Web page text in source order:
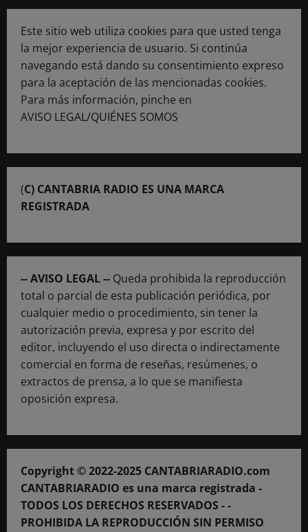
Este sitio web utiliza cookies para que usted tenga
la mejor experiencia de usuario. Si continúa
navegando está dando su consentimiento expreso
para la aceptación de las mencionadas cookies.
Para más información, pinche en
AVISO LEGAL/QUIÉNES SOMOS
(C) CANTABRIA RADIO ES UNA MARCA
REGISTRADA
-- AVISO LEGAL -- Queda prohibida la reproducción
total o parcial de esta publicación periódica, por
cualquier medio o procedimiento, sin tener la
autorización previa, expresa y por escrito del
editor, incluyendo el uso directa o indirectamente
comercial en forma de reseñas, resúmenes, o
extractos de prensa, a lo que se manifiesta
oposición expresa.
Copyright © 2022-2025 CANTABRIARADIO.com
CANTABRIARADIO es una marca registrada -
TODOS LOS DERECHOS RESERVADOS - -
PROHIBIDA LA REPRODUCCIÓN SIN PERMISO